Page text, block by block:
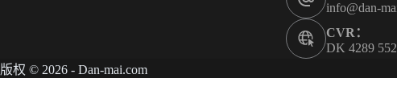
info@dan-
CVR：
DK 4289
版权 © 2026 - Dan-mai.com